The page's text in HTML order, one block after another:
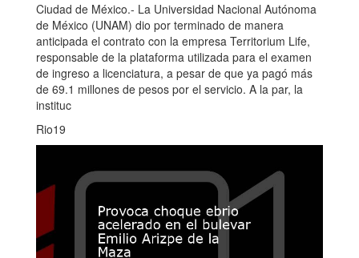
Ciudad de México.- La Universidad Nacional Autónoma
de México (UNAM) dio por terminado de manera
anticipada el contrato con la empresa Territorium Life,
responsable de la plataforma utilizada para el examen
de ingreso a licenciatura, a pesar de que ya pagó más
de 69.1 millones de pesos por el servicio. A la par, la
instituc
Rio19